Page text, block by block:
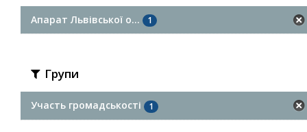
Апарат Львівської о... 1
Групи
Участь громадськості 1